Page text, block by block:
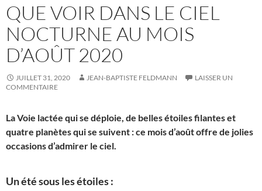
QUE VOIR DANS LE CIEL
NOCTURNE AU MOIS
D’AOÛT 2020
JUILLET 31, 2020 JEAN-BAPTISTE FELDMANN
LAISSER UN
COMMENTAIRE
La Voie lactée qui se déploie, de belles étoiles filantes et
quatre planètes qui se suivent : ce mois d’août offre de jolies
occasions d’admirer le ciel.
Un été sous les étoiles :